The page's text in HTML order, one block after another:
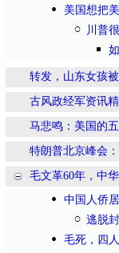
美国想把
川普
转发，山东女孩
古风政经军资讯
马悲鸣：美国的
特朗普北京峰会
毛文革60年，中
中国人侨
逃脱
毛死，四